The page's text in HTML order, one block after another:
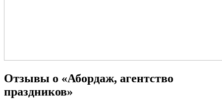
Отзывы о «Абордаж, агентство
праздников»